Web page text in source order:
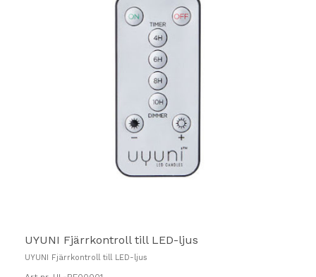
UYUNI Fjärrkontroll till LED-ljus
UYUNI Fjärrkontroll till LED-ljus